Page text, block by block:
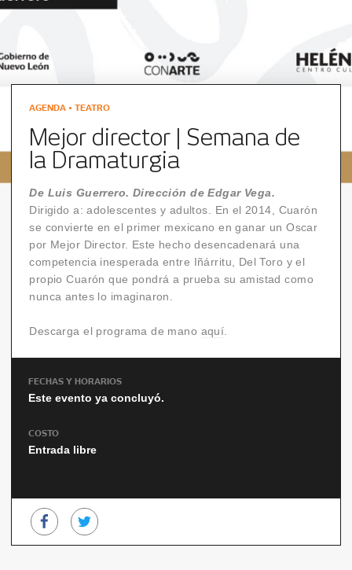
AGENDA • TEATRO
Mejor director | Semana de
la Dramaturgia
De Luis Guerrero. Dirección de Edgar Vega.
Dirigido a: adolescentes y adultos. En el 2014, Cuarón
se convierte en el primer mexicano en ganar un Oscar
por Mejor Director. Este hecho desencadenará una
competencia inesperada entre Iñárritu, Del Toro y el
propio Cuarón que pondrá a prueba su amistad como
nunca antes lo imaginaron.
Descarga el programa de mano aquí
FECHAS Y HORARIOS
Este evento ya concluyó.
COSTO
Entrada libre